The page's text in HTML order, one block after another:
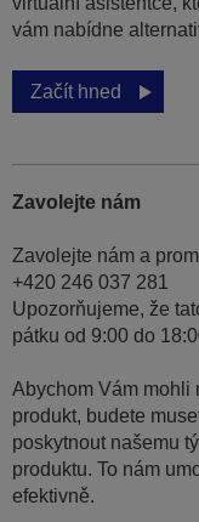
vám nabídne
Začít hned
Zavolejte nám
Zavolejte nám a
+420 246 037 281
Upozorňujeme, že
pátku od 9:00 do
Abychom Vám mohli
produkt, budete
poskytnout našemu
produktu. To nám
efektivně.